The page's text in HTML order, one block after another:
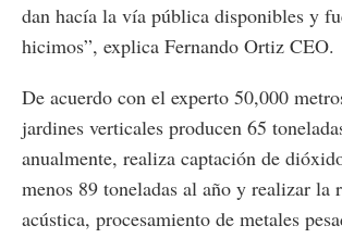
dan hacía la vía pública disponibles y
hicimos”, explica Fernando Ortiz CEO.
De acuerdo con el experto 50,000
jardines verticales producen 65
anualmente, realiza captación de
menos 89 toneladas al año y realizar la
acústica, procesamiento de metales